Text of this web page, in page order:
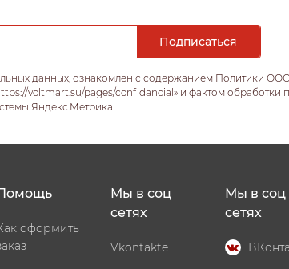
данных, ознакомлен с содержанием Политики
voltmart.su/pages/confidancial» и фактом обработки
Яндекс.Метрика
оформить
Мы в соц
сетях
Vkontakte
Мы в соц
сетях